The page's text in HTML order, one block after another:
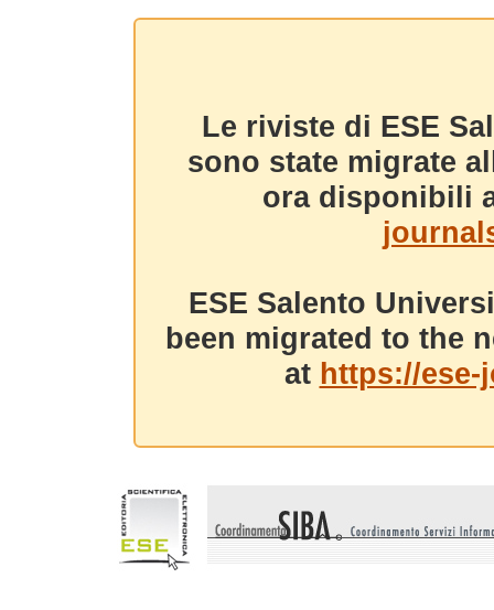
Le riviste di ESE
sono state migrate
ora disponibili
ESE Salento
been migrated to the
at https://